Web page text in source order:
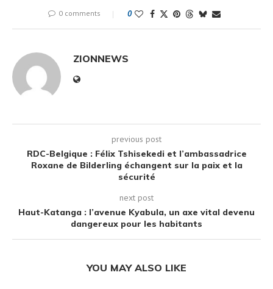
0 comments 0
ZIONNEWS
previous post
RDC-Belgique : Félix Tshisekedi et l’ambassadrice
Roxane de Bilderling échangent sur la paix et la
sécurité
next post
Haut-Katanga : l’avenue Kyabula, un axe vital devenu
dangereux pour les habitants
YOU MAY ALSO LIKE